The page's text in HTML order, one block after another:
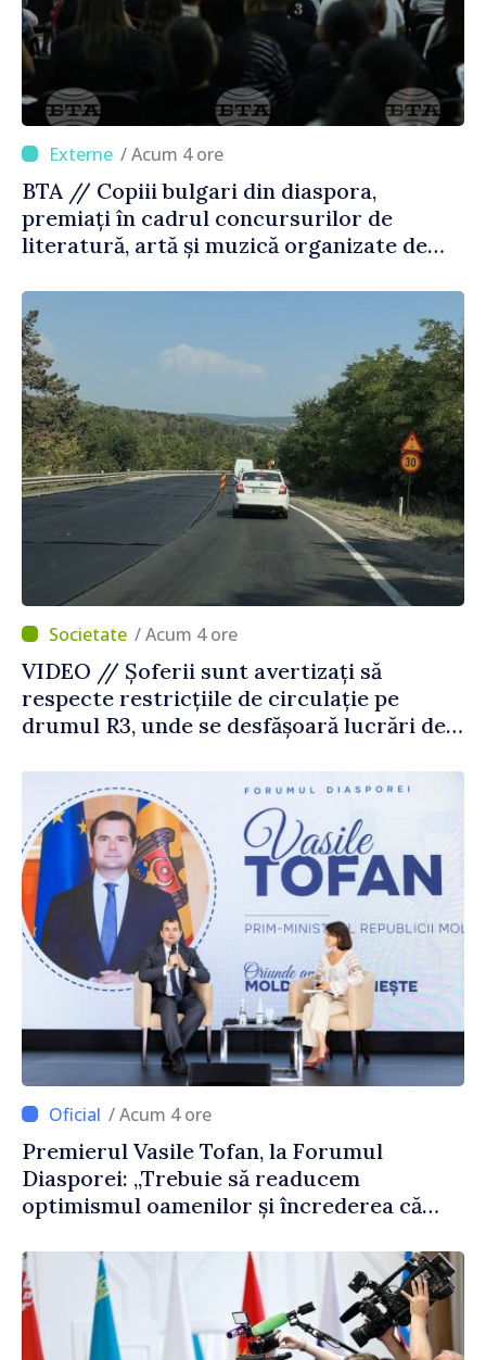
/ Acum 4 ore
BTA // Copiii bulgari din diaspora,
premiați în cadrul concursurilor de
literatură, artă și muzică organizate de
Străinătate
/ Acum 4 ore
VIDEO // Șoferii sunt avertizați să
respecte restricțiile de circulație pe
drumul R3, unde se desfășoară lucrări de
/ Acum 4 ore
Premierul Vasile Tofan, la Forumul
Diasporei: „Trebuie să readucem
optimismul oamenilor și încrederea că
corectă”